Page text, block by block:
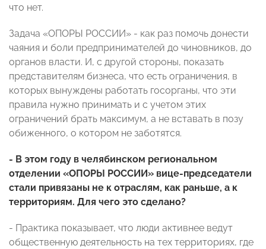
что нет.
Задача «ОПОРЫ РОССИИ» - как раз помочь донести
чаяния и боли предпринимателей до чиновников, до
органов власти. И, с другой стороны, показать
представителям бизнеса, что есть ограничения, в
которых вынуждены работать госорганы, что эти
правила нужно принимать и с учетом этих
ограничений брать максимум, а не вставать в позу
обиженного, о котором не заботятся.
- В этом году в челябинском региональном
отделении «ОПОРЫ РОССИИ» вице-председатели
стали привязаны не к отраслям, как раньше, а к
территориям. Для чего это сделано?
- Практика показывает, что люди активнее ведут
общественную деятельность на тех территориях, где